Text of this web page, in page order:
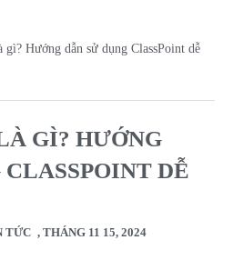
gì? Hướng dẫn sử dụng ClassPoint dễ
GÌ? HƯỚNG
DỄ
TỨC , THÁNG 11 15, 2024